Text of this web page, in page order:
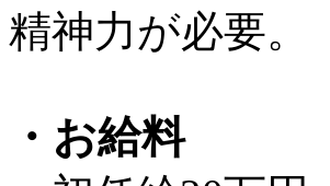
精神力が必要。
・お給料